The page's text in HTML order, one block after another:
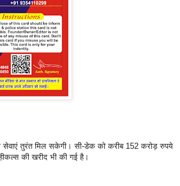
सेवाएं तुरंत मिल सकेगी। सी-डेक को करीब 152 करोड़ रुपये
की खरीद भी की गई है।